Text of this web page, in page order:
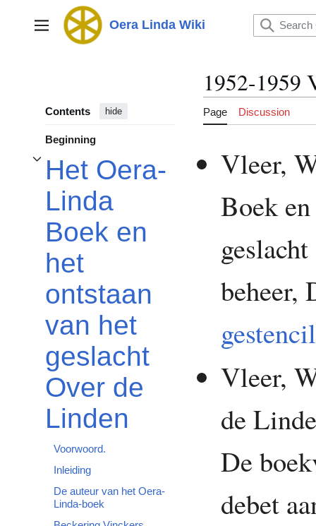
Main menu Oera Linda Wiki
Contents hide
Beginning
Het Oera-
Linda
Boek en
het
ontstaan
van het
geslacht
Over de
Linden
Toggle Het Oera-Linda Boek en het ontstaan van het geslacht Over de
Voorwoord.
Inleiding
De auteur van het Oera-
Linda-boek
1952-1959
Page Discussion
Vleer,
Boek
beheer,
Vleer,
de
De
debet